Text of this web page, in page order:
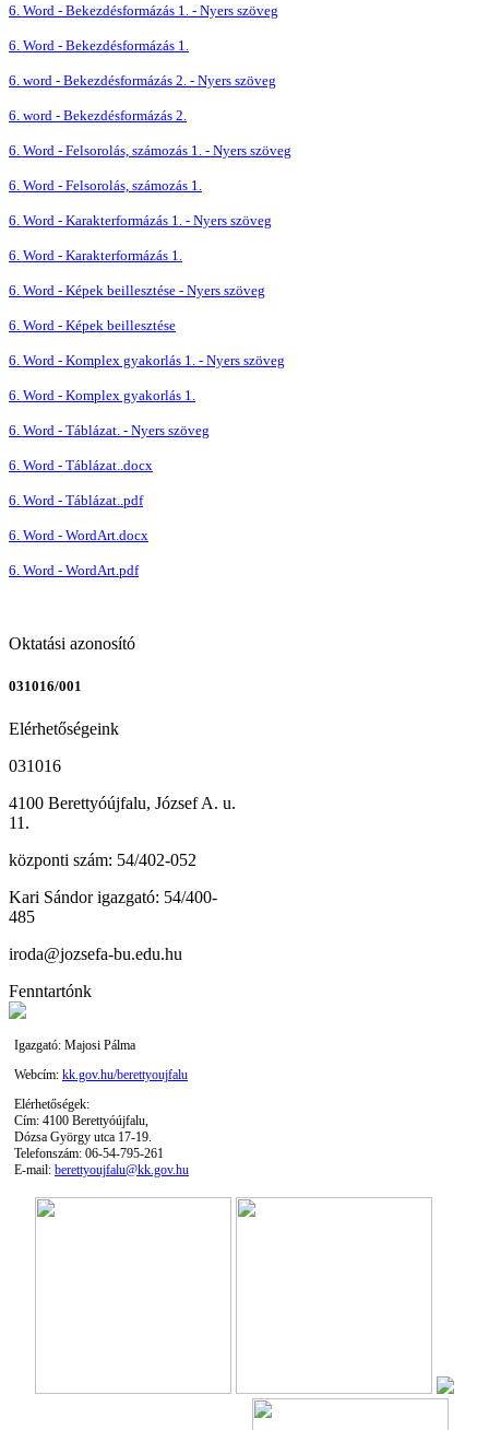
6. Word - Bekezdésformázás 1. - Nyers szöveg
6. Word - Bekezdésformázás 1.
6. word - Bekezdésformázás 2. - Nyers szöveg
6. word - Bekezdésformázás 2.
6. Word - Felsorolás, számozás 1. - Nyers szöveg
6. Word - Felsorolás, számozás 1.
6. Word - Karakterformázás 1. - Nyers szöveg
6. Word - Karakterformázás 1.
6. Word - Képek beillesztése - Nyers szöveg
6. Word - Képek beillesztése
6. Word - Komplex gyakorlás 1. - Nyers szöveg
6. Word - Komplex gyakorlás 1.
6. Word - Táblázat. - Nyers szöveg
6. Word - Táblázat..docx
6. Word - Táblázat..pdf
6. Word - WordArt.docx
6. Word - WordArt.pdf
Oktatási azonosító
031016/001
Elérhetőségeink
031016
4100 Berettyóújfalu, József A. u.
11.
központi szám: 54/402-052
Kari Sándor igazgató: 54/400-
485
iroda@jozsefa-bu.edu.hu
Fenntartónk
Igazgató: Majosi Pálma
Webcím: kk.gov.hu/berettyoujfalu
Elérhetőségek:
Cím: 4100 Berettyóújfalu,
Dózsa György utca 17-19.
Telefonszám: 06-54-795-261
E-mail: berettyoujfalu@kk.gov.hu